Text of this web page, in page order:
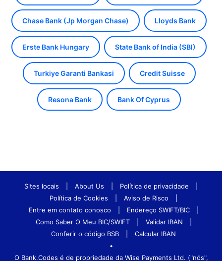
Chase Bank (Jp Morgan Chase) Lloyds Bank
Erste Bank Hungary State Bank of India (SBI)
Turkiye Garanti Bankasi Credit Suisse
Resona Bank Bank Of Cyprus
Sites locais About Us Política de privacidade
Política de Cookies
Aviso de Risco
Entre em contato conosco
Endereço SWIFT/BIC
Como Saber O Meu BIC/SWIFT
Validar IBAN
Conferir o código BSB
Calcular IBAN
•
O Bank.Codes é de propriedade da Wise Payments Ltd. ("nós",